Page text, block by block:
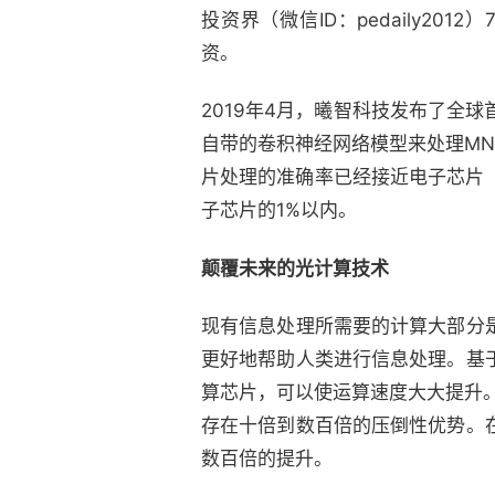
投资界（微信ID：pedaily2012
资。
2019年4月，曦智科技发布了全球
自带的卷积神经网络模型来处理
片处理的准确率已经接近电子芯
子芯片的1%以内。
颠覆未来的光计算技术
现有信息处理所需要的计算大部
更好地帮助人类进行信息处理。
算芯片，可以使运算速度大大提升
存在十倍到数百倍的压倒性优势
数百倍的提升。